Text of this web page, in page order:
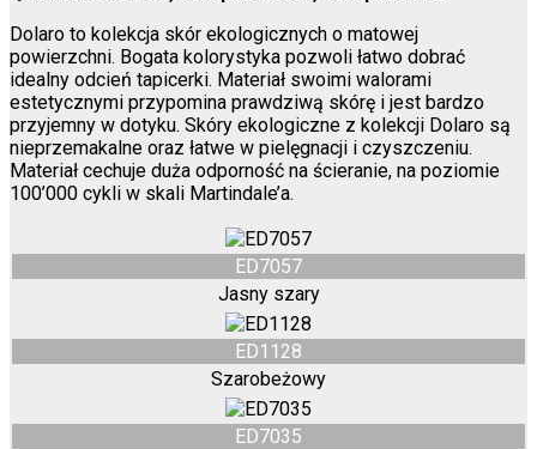
Dolaro to kolekcja skór ekologicznych o matowej
powierzchni. Bogata kolorystyka pozwoli łatwo dobrać
idealny odcień tapicerki. Materiał swoimi walorami
estetycznymi przypomina prawdziwą skórę i jest bardzo
przyjemny w dotyku. Skóry ekologiczne z kolekcji Dolaro są
nieprzemakalne oraz łatwe w pielęgnacji i czyszczeniu.
Materiał cechuje duża odporność na ścieranie, na poziomie
100’000 cykli w skali Martindale’a.
ED7057
Jasny szary
ED1128
Szarobeżowy
ED7035